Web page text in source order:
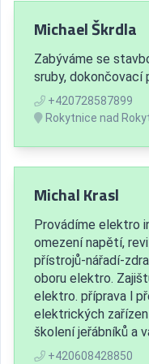
Michael Škrdla
Zabýváme se
sruby, dokončovací
+420728587899
Rokytnice nad
Michal Krasl
Provádíme elektro
omezení napětí,
přístrojů-nářadí-
oboru elektro.
elektro. příprava l
elektrických
školení jeřábníků a
+420608428850